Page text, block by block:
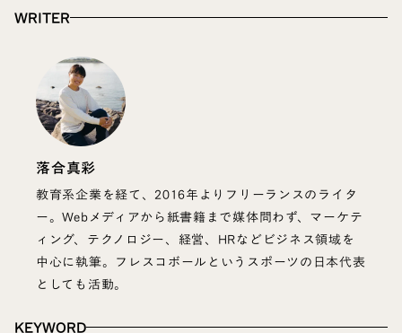
WRITER
落合真彩
教育系企業を経て、2016年よりフリーランスのライタ
ー。Webメディアから紙書籍まで媒体問わず、マーケテ
ィング、テクノロジー、経営、HRなどビジネス領域を
中心に執筆。フレスコボールというスポーツの日本代表
としても活動。